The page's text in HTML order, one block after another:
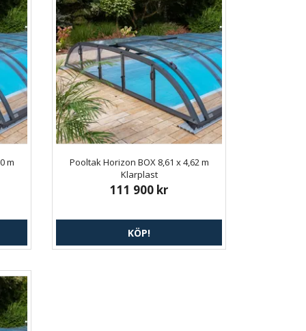
m
Pooltak Horizon BOX 8,61 x 4,62 m
Klarplast
111 900 kr
KÖP!